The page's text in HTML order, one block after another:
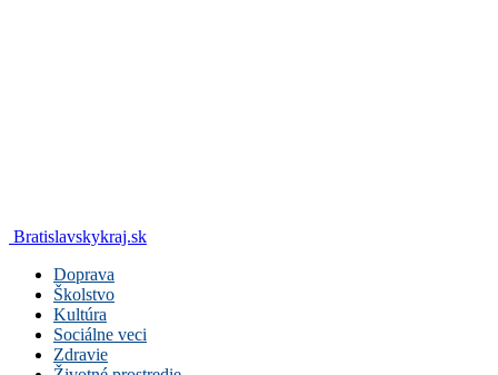
Bratislavskykraj.sk
Doprava
Školstvo
Kultúra
Sociálne veci
Zdravie